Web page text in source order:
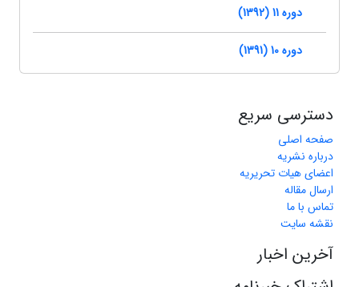
دوره 11 (1392)
دوره 10 (1391)
دسترسی سریع
صفحه اصلی
درباره نشریه
اعضای هیات تحریریه
ارسال مقاله
تماس با ما
نقشه سایت
آخرین اخبار